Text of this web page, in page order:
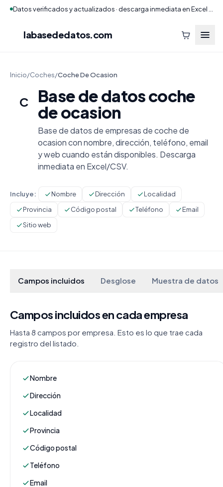
labasededatos.com
Inicio/Coches/Coche De Ocasion
C
Base de datos coche
de ocasion
Base de datos de empresas de coche de
ocasion con nombre, dirección, teléfono, email
y web cuando están disponibles. Descarga
inmediata en Excel/CSV.
Incluye: Nombre Dirección
Localidad
Provincia
Código postal Teléfono
Email
Sitio web
Campos incluidos Desglose Muestra de datos
Campos incluidos en cada empresa
Hasta 8 campos por empresa. Esto es lo que trae cada
registro del listado.
Nombre
Dirección
Localidad
Provincia
Código postal
Teléfono
Email